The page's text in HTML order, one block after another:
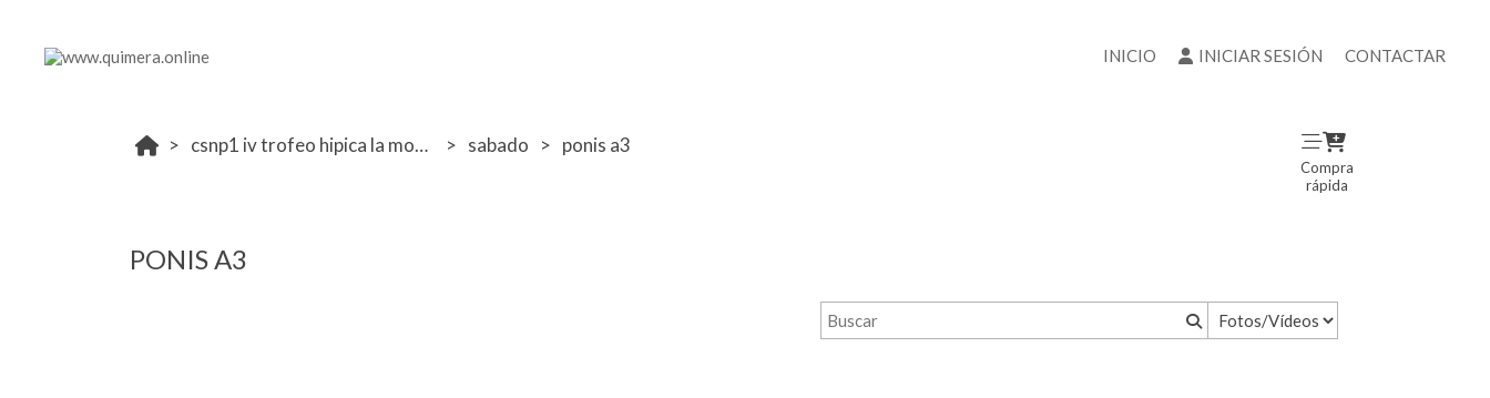
INICIO INICIAR SESIÓN CONTACTAR
csnp1 iv trofeo hipica la moraleja sabado ponis a3
Compra
rápida
PONIS A3